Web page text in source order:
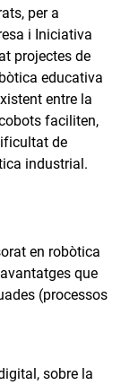
per a
i Iniciativa
projectes de
educativa
entre la
faciliten,
de
industrial.
en robòtica
que
(processos
sobre la